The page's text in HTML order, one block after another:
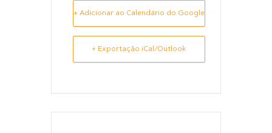
+ Adicionar ao Calendário do Google
+ Exportação iCal/Outlook